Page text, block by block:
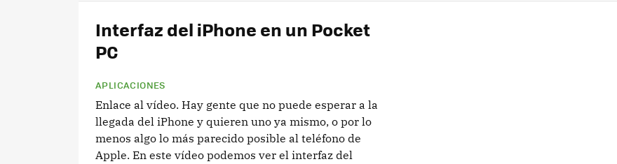
Interfaz del iPhone en un Pocket
PC
APLICACIONES
Enlace al vídeo. Hay gente que no puede esperar a la
llegada del iPhone y quieren uno ya mismo, o por lo
menos algo lo más parecido posible al teléfono de
Apple. En este vídeo podemos ver el interfaz del